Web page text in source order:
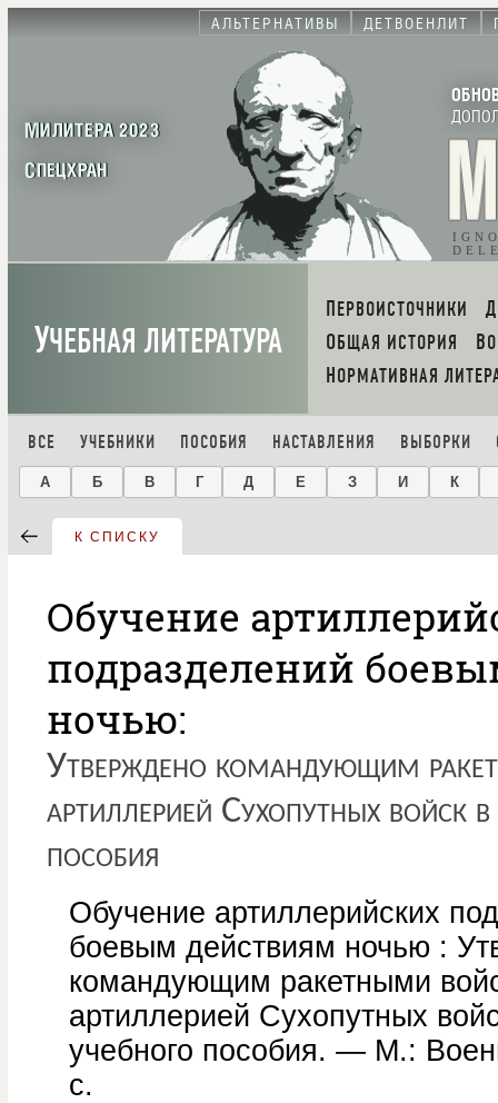
АЛЬТЕРНАТИВЫ ДЕТВОЕНЛИТ
МИЛИТЕРА 2023
СПЕЦХРАН
УЧЕБНАЯ ЛИТЕРАТУРА
ПЕРВОИСТОЧНИКИ
ОБЩАЯ ИСТОРИЯ
НОРМАТИВНАЯ
ВСЕ УЧЕБНИКИ ПОСОБИЯ НАСТАВЛЕНИЯ ВЫБОРКИ
А Б В Г Д Е З И К
К СПИСКУ
Обучение
подразделений
ночью:
Утверждено командующим
артиллерией Сухопутных войск в
пособия
Обучение артиллерийских
боевым действиям ночью :
командующим ракетными
артиллерией Сухопутных
учебного пособия. — М.:
с.